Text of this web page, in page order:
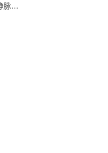
成都七院完成首例淋巴水肿超显微淋巴管静脉吻合手术